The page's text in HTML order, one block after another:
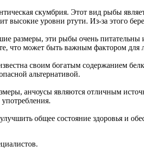
скумбрия. Этот вид рыбы
высокие уровни ртути. Из-за этого
размеры, эти рыбы очень
что может быть важным фактором
своим богатым содержанием
альтернативой.
анчоусы являются отличным
общее состояние здоровья и